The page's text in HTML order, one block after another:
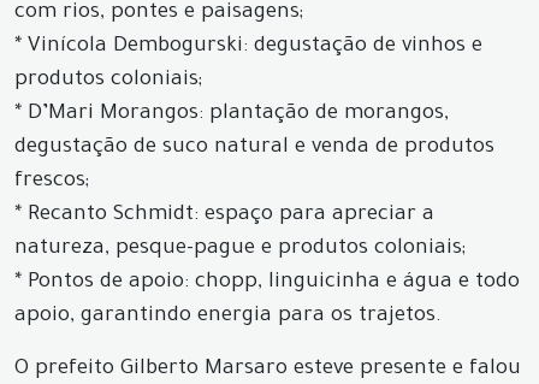
com rios, pontes e paisagens;
* Vinícola Dembogurski: degustação de vinhos e
produtos coloniais;
* D’Mari Morangos: plantação de morangos,
degustação de suco natural e venda de produtos
frescos;
* Recanto Schmidt: espaço para apreciar a
natureza, pesque-pague e produtos coloniais;
* Pontos de apoio: chopp, linguicinha e água e todo
apoio, garantindo energia para os trajetos.
O prefeito Gilberto Marsaro esteve presente e falou